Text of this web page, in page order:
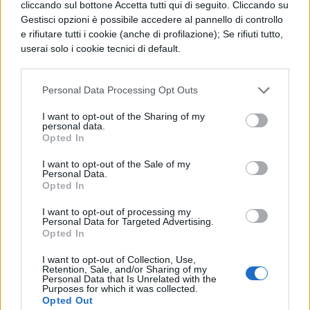
cliccando sul bottone Accetta tutti qui di seguito. Cliccando su
Gestisci opzioni è possibile accedere al pannello di controllo
e rifiutare tutti i cookie (anche di profilazione); Se rifiuti tutto,
userai solo i cookie tecnici di default.
Personal Data Processing Opt Outs
I want to opt-out of the Sharing of my
personal data.
Opted In
I want to opt-out of the Sale of my
Personal Data.
Opted In
I want to opt-out of processing my
Personal Data for Targeted Advertising.
Opted In
I want to opt-out of Collection, Use,
Retention, Sale, and/or Sharing of my
Personal Data that Is Unrelated with the
Purposes for which it was collected.
Opted Out
defibrillatore) diventano più accessibili su
tutto il territorio nazionale. Gli enti
accreditati in una Regione potranno
operare in tutte le altre senza dover
richiedere nuove autorizzazioni
eliminando i rallentamenti burocratici e
ampliando significativamente l’offerta
formativa. Questo intervento risponde
all’esigenza di garantire una copertura
corsi anche in contesti regionali e
Le agevolazioni
economiche: detrazioni e